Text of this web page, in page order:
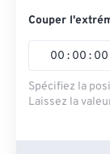
Couper
00 : 00 : 00
Spécifiez la
Laissez la